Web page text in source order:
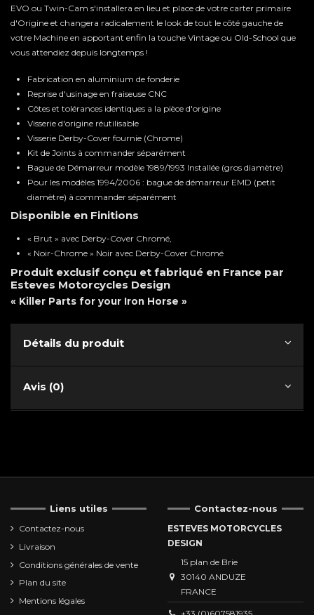
EVO ou Twin-Cam s'installera en lieu et place de votre carter primaire
d'Origine et changera radicalement le look de tout le côté gauche de
votre Machine en apportant enfin la touche Vintage ou Old-School que
vous attendiez depuis longtemps !
Fabrication en aluminium de fonderie
Reprise d'usinage en fraiseuse CNC
Côtes et tolérances identiques a la pièce d'origine
Visserie d'origine réutilisable
Visserie Derby-Cover fournie (Chrome)
Kit de Joints à commander séparément
Bague de Démarreur modèle 1989/1993 Installée (gros diamètre)
Pour les modèles 1994/2006 : bague de démarreur EMD (petit
diamètre) à commander séparément
Disponible en Finitions
« Brut » avec Derby-Cover Chromé,
« Noir-Chrome » Noir avec Derby-Cover Chromé
Produit exclusif conçu et fabriqué en France par
Esteves Motorcycles Design
« Killer Parts for your Iron Horse »
Détails du produit
Avis (0)
Liens utiles
Contactez-nous
Livraison
Conditions générales de vente
Plan du site
Mentions légales
Contactez-nous
ESTEVES MOTORCYCLES
DESIGN
15 plan de Brie
30140 ANDUZE
FRANCE